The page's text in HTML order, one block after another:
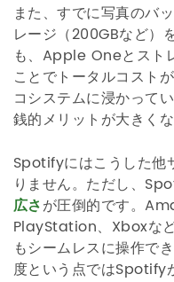
また、すでに写真のバ
レージ（200GBなど）
も、Apple Oneとスト
ことでトータルコスト
コシステムに浸かって
銭的メリットが大きくな
Spotifyにはこうした他
りません。ただし、
広さが圧倒的です。
PlayStation、Xboxな
もシームレスに操作で
度という点ではSpotify